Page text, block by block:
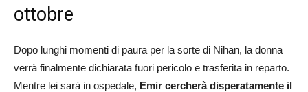
ottobre
Dopo lunghi momenti di paura per la sorte di Nihan, la donna
verrà finalmente dichiarata fuori pericolo e trasferita in reparto.
Mentre lei sarà in ospedale, Emir cercherà disperatamente il